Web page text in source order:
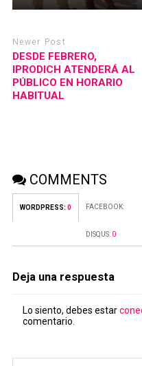
Newer Post
DESDE FEBRERO,
IPRODICH ATENDERÁ AL
PÚBLICO EN HORARIO
HABITUAL
COMMENTS
WORDPRESS: 0 FACEBOOK:
DISQUS: 0
Deja una respuesta
Lo siento, debes estar
comentario.